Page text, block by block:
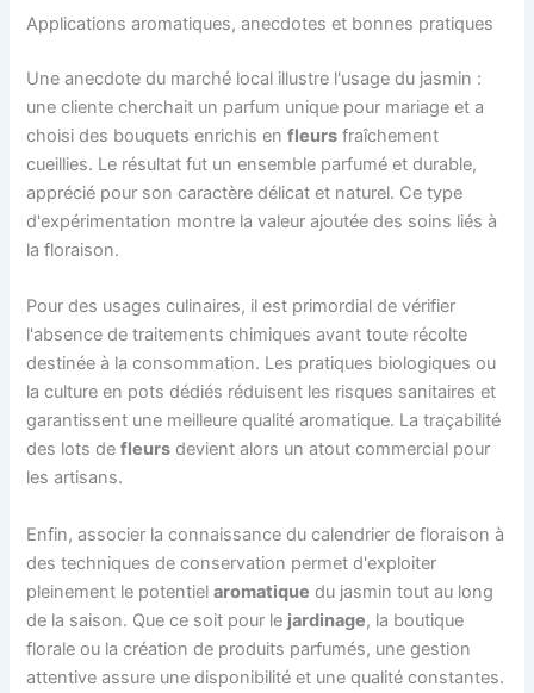
Applications aromatiques, anecdotes et bonnes pratiques
Une anecdote du marché local illustre l'usage du jasmin :
une cliente cherchait un parfum unique pour mariage et a
choisi des bouquets enrichis enfleurs fraîchement
cueillies. Le résultat fut un ensemble parfumé et durable,
apprécié pour son caractère délicat et naturel. Ce type
d'expérimentation montre la valeur ajoutée des soins liés à
la floraison.
Pour des usages culinaires, il est primordial de vérifier
l'absence de traitements chimiques avant toute récolte
destinée à la consommation. Les pratiques biologiques ou
la culture en pots dédiés réduisent les risques sanitaires et
garantissent une meilleure qualité aromatique. La traçabilité
des lots defleurs devient alors un atout commercial pour
les artisans.
Enfin, associer la connaissance du calendrier de floraison à
des techniques de conservation permet d'exploiter
pleinement le potentielaromatique du jasmin tout au long
de la saison. Que ce soit pour le jardinage, la boutique
florale ou la création de produits parfumés, une gestion
attentive assure une disponibilité et une qualité constantes.